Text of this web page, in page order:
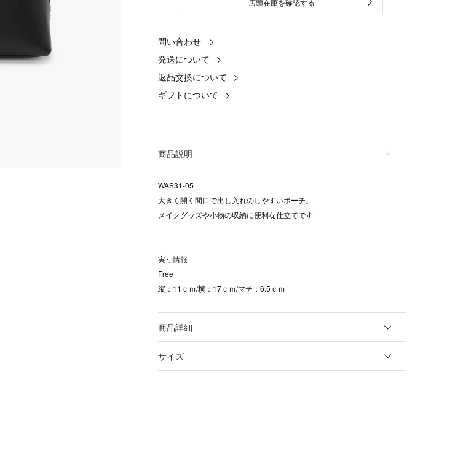
店頭在庫を確認する
問い合わせ
発送について
返品交換について
ギフトについて
商品説明
WAS31-05
大きく開く間口で出し入れのしやすいポーチ。
メイクグッズや小物の収納に便利な仕立てです
実寸情報
Free
縦：11ｃｍ/横：17ｃｍ/マチ：6.5ｃｍ
商品詳細
サイズ